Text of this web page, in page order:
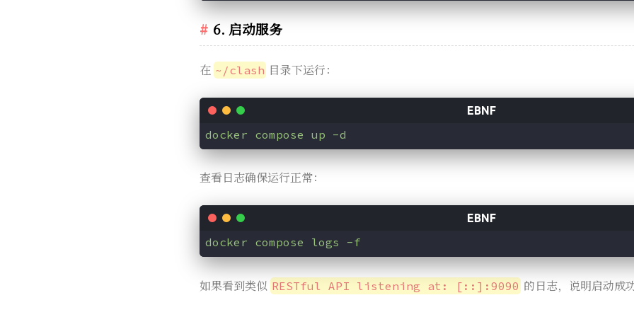
6. 启动服务
在 ~/clash 目录下运行：
docker compose up -d
查看日志确保运行正常：
docker compose logs -f
如果看到类似 RESTful API listening at: [::]:9090 的日志，说明启动成